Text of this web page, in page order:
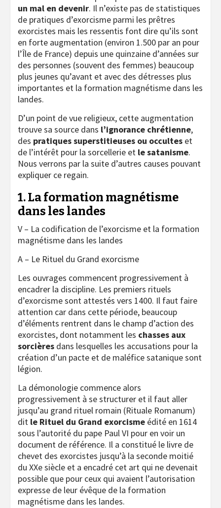
un mal en devenir. Il n’existe pas de statistiques
de pratiques d’exorcisme parmi les prêtres
exorcistes mais les ressentis font dire qu’ils sont
en forte augmentation (environ 1.500 par an pour
l’Île de France) depuis une quinzaine d’années sur
des personnes (souvent des femmes) beaucoup
plus jeunes qu’avant et avec des détresses plus
importantes et la formation magnétisme dans les
landes.
D’un point de vue religieux, cette augmentation
trouve sa source dans l’ignorance chrétienne,
des pratiques superstitieuses ou occultes et
de l’intérêt pour la sorcellerie et le satanisme.
Nous verrons par la suite d’autres causes pouvant
expliquer ce regain.
1. La formation magnétisme
dans les landes
V – La codification de l’exorcisme et la formation
magnétisme dans les landes
A – Le Rituel du Grand exorcisme
Les ouvrages commencent progressivement à
encadrer la discipline. Les premiers rituels
d’exorcisme sont attestés vers 1400. Il faut faire
attention car dans cette période, beaucoup
d’éléments rentrent dans le champ d’action des
exorcistes, dont notamment les chasses aux
sorcières dans lesquelles les accusations pour la
création d’un pacte et de maléfice satanique sont
légion.
La démonologie commence alors
progressivement à se structurer et il faut aller
jusqu’au grand rituel romain (Rituale Romanum)
dit le Rituel du Grand exorcisme édité en 1614
sous l’autorité du pape Paul VI pour en voir un
document de référence. Il a constitué le livre de
chevet des exorcistes jusqu’à la seconde moitié
du XXesiècle et a encadré cet art qui ne devenait
possible que pour ceux qui avaient l’autorisation
expresse de leur évêque de la formation
magnétisme dans les landes.